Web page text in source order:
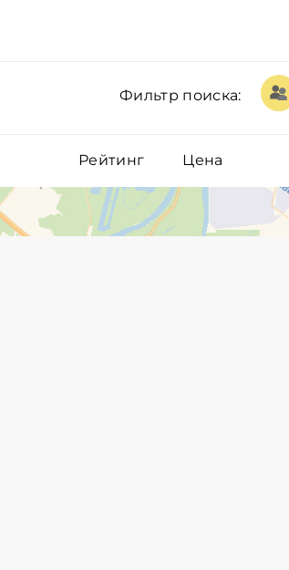
Фильтр поиска:
Рейтинг Цена